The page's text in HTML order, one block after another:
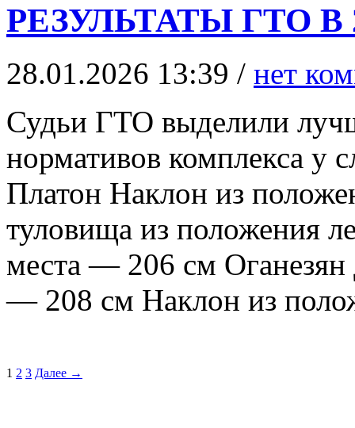
РЕЗУЛЬТАТЫ ГТО
28.01.2026 13:39 / нет
Судьи ГТО выделили
нормативов комплекса у
Платон Наклон из
туловища из положения
места — 206 см
— 208 см Наклон из
1 2 3 Далее →